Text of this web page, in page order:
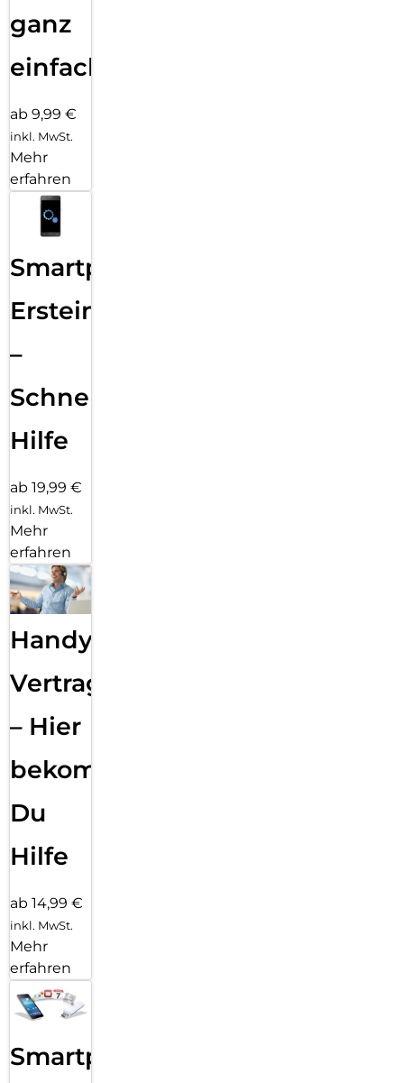
ganz
einfach
ab 9,99 €
inkl. MwSt.
Mehr
erfahren
Smartphone
Ersteinrichtung
–
Schnelle
Hilfe
ab 19,99 €
inkl. MwSt.
Mehr
erfahren
Handy
Vertragsabwicklung
– Hier
bekommst
Du
Hilfe
ab 14,99 €
inkl. MwSt.
Mehr
erfahren
Smartphone